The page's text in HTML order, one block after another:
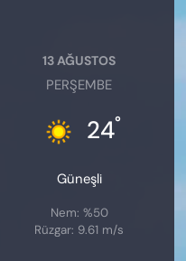
13 AĞUSTOS
PERŞEMBE
24°
Güneşli
Nem: %50
Rüzgar: 9.61 m/s